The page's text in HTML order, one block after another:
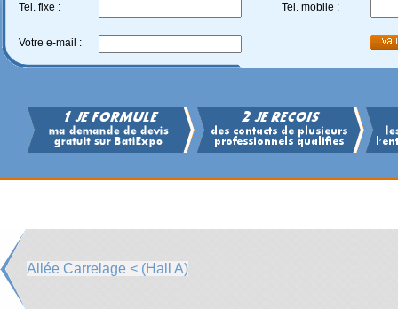
Tel. fixe : Tel. mobile :
Votre e-mail :
Allée Carrelage < (Hall A)